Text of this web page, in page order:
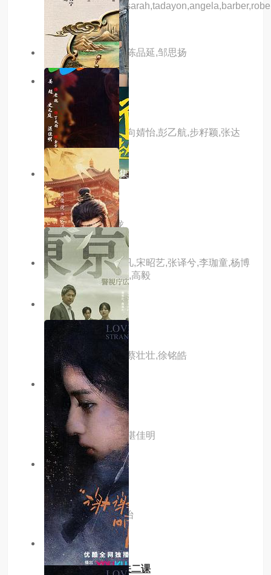
主演：彦希,蔡卓宜,陈品延,邹思扬
6.0分 更新至第16集
大开眼界2026
主演：王森,朱近桐,向婧怡,彭乙航,步籽颖,张达
塬,李启歌,李诺菲
5.0分 更新至第23集
老街赵凤声
主演：喻钟黎,锦泷
主演：吴佳怡,董子凡,宋昭艺,张译兮,李珈童,杨博
奇,杨休,曹艳,邵思涵,高毅
6.0分 更新至04集
中国奇谭2
主演：路扬,董汶亮,蔡壮壮,徐铭皓
9.0分 更新至10集
寻雪迷踪
主演：姜超,史元庭,湛佳明
5.0分 更新至16集
墨刃藏娇
主演：黄俊捷,吴佳怡
6.0分 更新至第01集
东京p.d. 警视厅公关二课